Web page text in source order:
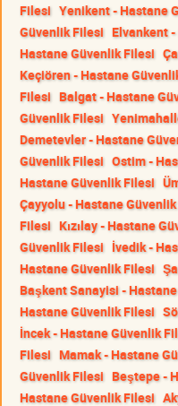
Filesi Yenikent - Hastane
Güvenlik Filesi Elvankent
Hastane Güvenlik Filesi
Keçiören - Hastane
Filesi Balgat - Hastane
Güvenlik Filesi
Demetevler - Hastane
Güvenlik Filesi Ostim -
Hastane Güvenlik Filesi
Çayyolu - Hastane
Filesi Kızılay - Hastane
Güvenlik Filesi İvedik -
Hastane Güvenlik Filesi
Başkent Sanayisi -
Hastane Güvenlik Filesi
İncek - Hastane Güvenlik
Filesi Mamak - Hastane
Güvenlik Filesi Beştepe -
Hastane Güvenlik Filesi